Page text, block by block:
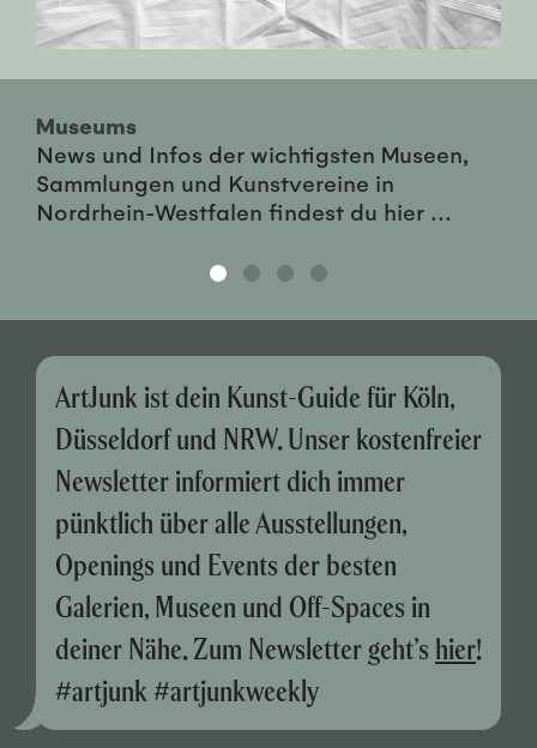
Museums
News und Infos der wichtigsten Museen,
Sammlungen und Kunstvereine in
Nordrhein-Westfalen findest du hier ...
ArtJunk ist dein Kunst-Guide für Köln,
Düsseldorf und NRW. Unser kostenfreier
Newsletter informiert dich immer
pünktlich über alle Ausstellungen,
Openings und Events der besten
Galerien, Museen und Off-Spaces in
deiner Nähe. Zum Newsletter geht’s hier!
#artjunk #artjunkweekly